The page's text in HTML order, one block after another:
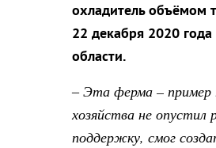
охладитель объёмом
22 декабря 2020
области.
–Эта ферма – пример
хозяйства не опустил
поддержку, смог